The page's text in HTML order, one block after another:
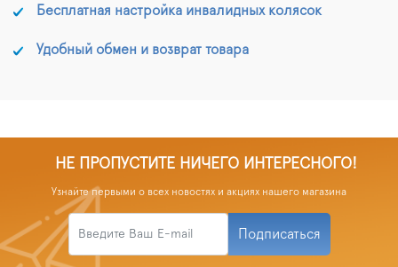
Бесплатная настройка инвалидных колясок
Удобный обмен и возврат товара
НЕ ПРОПУСТИТЕ НИЧЕГО ИНТЕРЕСНОГО!
Узнайте первыми о всех новостях и акциях нашего магазина
Подписаться